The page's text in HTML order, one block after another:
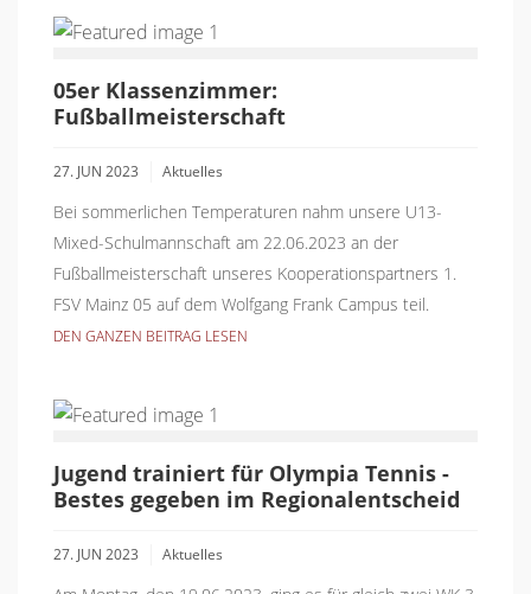
05er Klassenzimmer:
Fußballmeisterschaft
27. JUN 2023 Aktuelles
Bei sommerlichen Temperaturen nahm unsere U13-
Mixed-Schulmannschaft am 22.06.2023 an der
Fußballmeisterschaft unseres Kooperationspartners 1.
FSV Mainz 05 auf dem Wolfgang Frank Campus teil.
DEN GANZEN BEITRAG LESEN
Jugend trainiert für Olympia Tennis -
Bestes gegeben im Regionalentscheid
27. JUN 2023 Aktuelles